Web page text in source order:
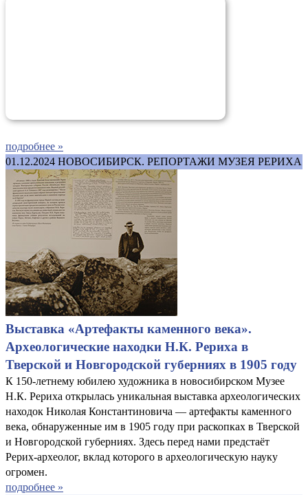
подробнее »
01.12.2024 НОВОСИБИРСК. РЕПОРТАЖИ МУЗЕЯ РЕРИХА
Выставка «Артефакты каменного века».
Археологические находки Н.К. Рериха в
Тверской и Новгородской губерниях в 1905 году
К 150-летнему юбилею художника в новосибирском Музее
Н.К. Рериха открылась уникальная выставка археологических
находок Николая Константиновича — артефакты каменного
века, обнаруженные им в 1905 году при раскопках в Тверской
и Новгородской губерниях. Здесь перед нами предстаёт
Рерих-археолог, вклад которого в археологическую науку
огромен.
подробнее »